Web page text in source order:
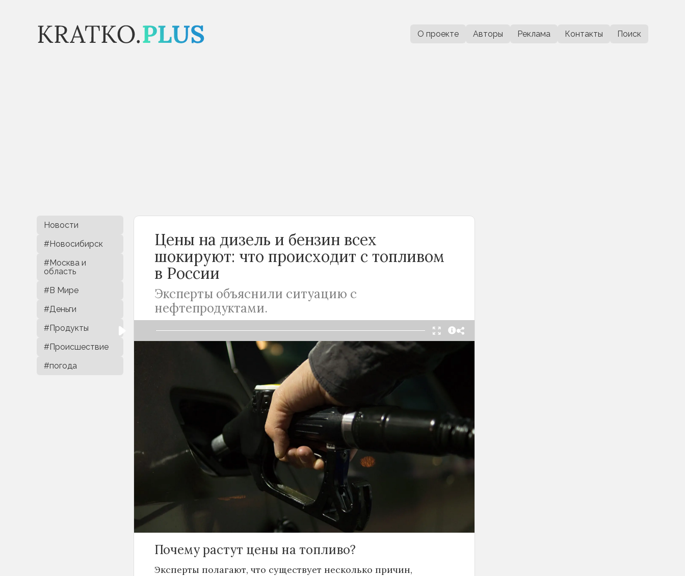
О проекте Авторы Реклама Контакты Поиск
Новости
#Новосибирск
#Москва и
область
#В Мире
#Деньги
#Продукты
#Происшествие
#погода
Цены на дизель и бензин всех
шокируют: что происходит с топливом
в России
Эксперты объяснили ситуацию с
нефтепродуктами.
Читать в Telegram
На фоне резкого обвала курса рубля произошел и внезапный
рост цен на топливо в нашей стране, что многих удивило.
России
, имеющей больше запасы природных
ресурсов, подобного не должно происходить.
Однако отечественные фермеры и автолюбители бьют тревогу
- дизель и бензин дорожают. Особенно это заметно по
оптовым ценам на топливо, по которым его закупают аграрии.
Однако и для рядовых граждан ситуация складывается не
лучшим образом - с начала года стоимость бензина выросла на
5-6 процентов и обогнала инфляцию.
Почему растут цены на топливо?
Эксперты полагают, что существует несколько причин,